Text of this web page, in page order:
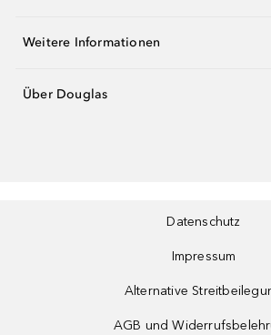
Weitere Informationen
Über Douglas
Datenschutz
Impressum
Alternative
AGB und